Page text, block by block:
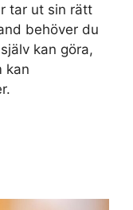
tar ut sin rätt
behöver du
kan göra,
kan